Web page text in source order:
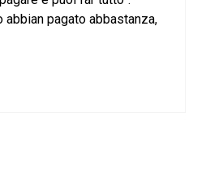
abbian pagato abbastanza,